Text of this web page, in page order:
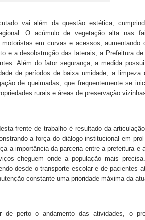
vai além da questão estética,
O acúmulo de vegetação alta nas
motoristas em curvas e acessos,
e a desobstrução das laterais, a Prefeitura
Além do fator segurança, a medida
de períodos de baixa umidade, a limpeza
de queimadas, que frequentemente se
rurais e áreas de preservação
frente de trabalho é resultado da
a força do diálogo institucional em
a importância da parceria entre a prefeitura e
cheguem onde a população mais
desde o transporte escolar e de pacientes
constante uma prioridade máxima da
de perto o andamento das atividades, o